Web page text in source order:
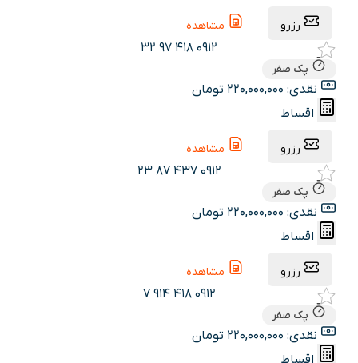
رزرو مشاهده
0912 418 97 32
پک صفر
نقدی: 220,000,000 تومان
اقساط
رزرو مشاهده
0912 437 87 23
پک صفر
نقدی: 220,000,000 تومان
اقساط
رزرو مشاهده
0912 418 914 7
پک صفر
نقدی: 220,000,000 تومان